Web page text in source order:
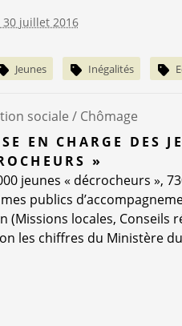
juillet 2016
Jeunes Inégalités
sociale / Chômage
EN CHARGE DES
»
jeunes « décrocheurs »,
publics
(Missions locales, Conseils
les chiffres du Ministère